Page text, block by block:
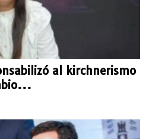
al kirchnerismo